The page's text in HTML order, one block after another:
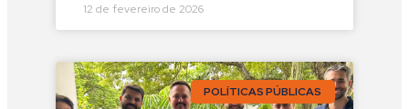
12 de fevereiro de 2026
POLÍTICAS PÚBLICAS